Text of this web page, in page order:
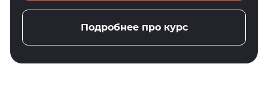
Подробнее про курс